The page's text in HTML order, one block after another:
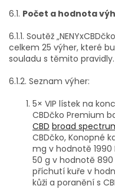
6.1. Počet a hodnota
6.1.1. Soutěž „
celkem 25 výher, které
souladu s těmito pravidly.
6.1.2. Seznam výher:
5× VIP lístek na
CBDčko Premium
CBD broad
CBDčko, Konopné
mg v hodnotě 1990
50 g v hodnotě 890
příchutí kuře v
kůži a poranění s